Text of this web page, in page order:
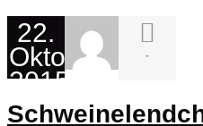
22.
Oktober
2015
-